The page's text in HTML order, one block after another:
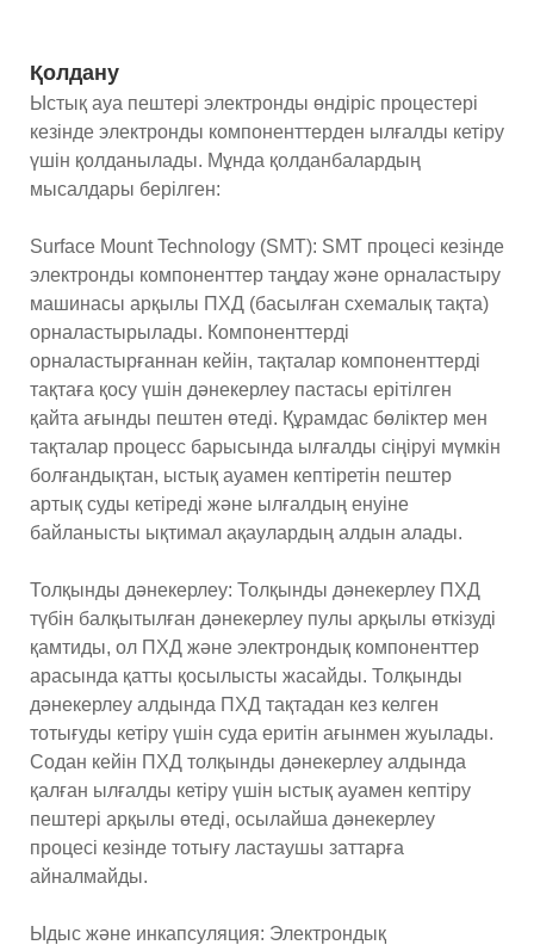
Қолдану
Ыстық ауа пештері электронды өндіріс процестері
кезінде электронды компоненттерден ылғалды кетіру
үшін қолданылады. Мұнда қолданбалардың
мысалдары берілген:
Surface Mount Technology (SMT): SMT процесі кезінде
электронды компоненттер таңдау және орналастыру
машинасы арқылы ПХД (басылған схемалық тақта)
орналастырылады. Компоненттерді
орналастырғаннан кейін, тақталар компоненттерді
тақтаға қосу үшін дәнекерлеу пастасы ерітілген
қайта ағынды пештен өтеді. Құрамдас бөліктер мен
тақталар процесс барысында ылғалды сіңіруі мүмкін
болғандықтан, ыстық ауамен кептіретін пештер
артық суды кетіреді және ылғалдың енуіне
байланысты ықтимал ақаулардың алдын алады.
Толқынды дәнекерлеу: Толқынды дәнекерлеу ПХД
түбін балқытылған дәнекерлеу пулы арқылы өткізуді
қамтиды, ол ПХД және электрондық компоненттер
арасында қатты қосылысты жасайды. Толқынды
дәнекерлеу алдында ПХД тақтадан кез келген
тотығуды кетіру үшін суда еритін ағынмен жуылады.
Содан кейін ПХД толқынды дәнекерлеу алдында
қалған ылғалды кетіру үшін ыстық ауамен кептіру
пештері арқылы өтеді, осылайша дәнекерлеу
процесі кезінде тотығу ластаушы заттарға
айналмайды.
Ыдыс және инкапсуляция: Электрондық